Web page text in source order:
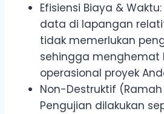
Efisiensi Biaya &
data di lapangan
tidak memerlukan
sehingga menghemat
operasional proyek
Non-Destruktif
Pengujian dilakukan